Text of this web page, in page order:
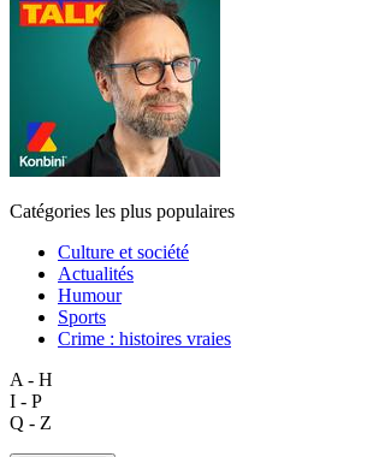
Catégories les plus populaires
Culture et société
Actualités
Humour
Sports
Crime : histoires vraies
A - H
I - P
Q - Z